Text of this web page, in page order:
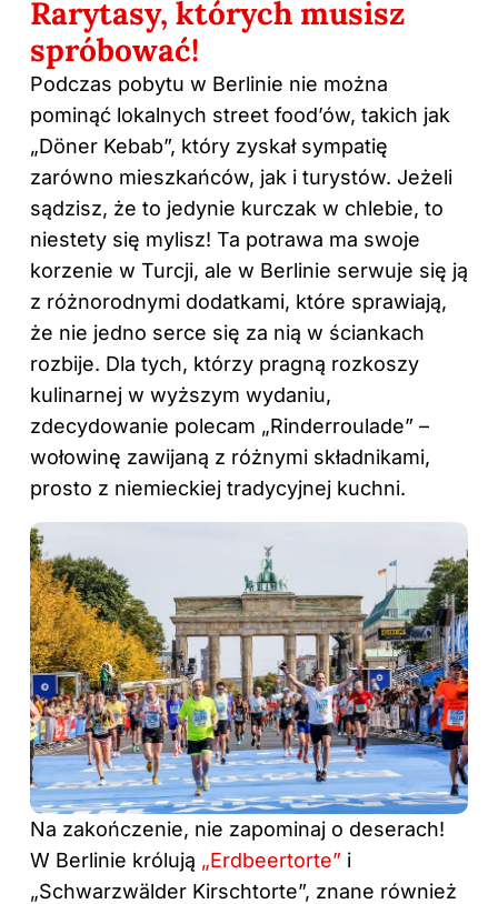
Rarytasy, których musisz
spróbować!
Podczas pobytu w Berlinie nie można
pominąć lokalnych street food’ów, takich jak
„Döner Kebab”, który zyskał sympatię
zarówno mieszkańców, jak i turystów. Jeżeli
sądzisz, że to jedynie kurczak w chlebie, to
niestety się mylisz! Ta potrawa ma swoje
korzenie w Turcji, ale w Berlinie serwuje się ją
z różnorodnymi dodatkami, które sprawiają,
że nie jedno serce się za nią w ściankach
rozbije. Dla tych, którzy pragną rozkoszy
kulinarnej w wyższym wydaniu,
zdecydowanie polecam „Rinderroulade” –
wołowinę zawijaną z różnymi składnikami,
prosto z niemieckiej tradycyjnej kuchni.
Na zakończenie, nie zapominaj o deserach!
W Berlinie królują „Erdbeertorte” i
„Schwarzwälder Kirschtorte”, znane również